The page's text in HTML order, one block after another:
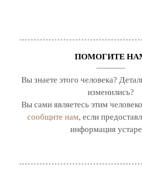
ПОМОГИТЕ
Вы знаете этого человека?
изменились?
Вы сами являетесь этим
сообщите нам, если
информация